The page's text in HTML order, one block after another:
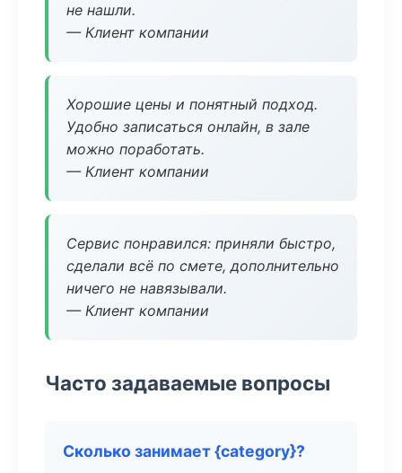
не нашли.
— Клиент компании
Хорошие цены и понятный подход.
Удобно записаться онлайн, в зале
можно поработать.
— Клиент компании
Сервис понравился: приняли быстро,
сделали всё по смете, дополнительно
ничего не навязывали.
— Клиент компании
Часто задаваемые вопросы
Сколько занимает {category}?